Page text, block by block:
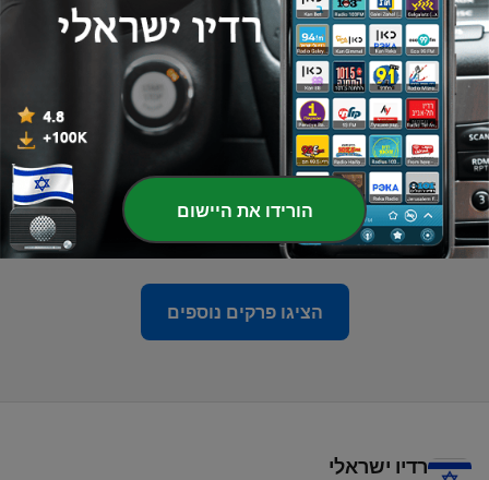
29 יולי 2026
52
מה קורה כשמנסים לתאר את החיים באגודת הסטודנטים
במילה אחת בלבד?
26 מאי 2026
51
- מועדון הרכב | אפקה
50
- מהנדסים ללא גבולות
03 מאי 2026
הציגו פרקים נוספים
רדיו ישראלי
הורידו את היישום